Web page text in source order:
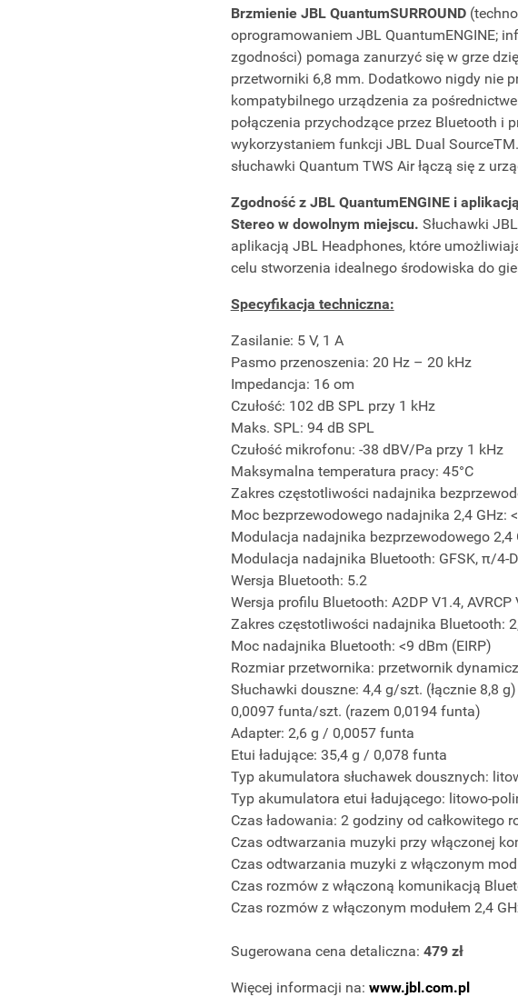
Brzmienie JBL QuantumSURROUND
oprogramowaniem JBL QuantumENGINE;
zgodności) pomaga zanurzyć się w grze
przetworniki 6,8 mm. Dodatkowo nigdy nie
kompatybilnego urządzenia za
połączenia przychodzące przez Bluetooth i
wykorzystaniem funkcji JBL Dual
słuchawki Quantum TWS Air łączą się z
Zgodność z JBL QuantumENGINE i
Stereo w dowolnym miejscu. Słuchawki
aplikacją JBL Headphones, które
celu stworzenia idealnego środowiska do
Specyfikacja techniczna:
Zasilanie: 5 V, 1 A
Pasmo przenoszenia: 20 Hz – 20 kHz
Impedancja: 16 om
Czułość: 102 dB SPL przy 1 kHz
Maks. SPL: 94 dB SPL
Czułość mikrofonu: -38 dBV/Pa przy 1 kHz
Maksymalna temperatura pracy: 45°C
Zakres częstotliwości nadajnika
Moc bezprzewodowego nadajnika 2,4 GHz:
Modulacja nadajnika bezprzewodowego 2,4
Modulacja nadajnika Bluetooth: GFSK, π/4-
Wersja Bluetooth: 5.2
Wersja profilu Bluetooth: A2DP V1.4, AVRCP
Zakres częstotliwości nadajnika Bluetooth:
Moc nadajnika Bluetooth: <9 dBm (EIRP)
Rozmiar przetwornika: przetwornik
Słuchawki douszne: 4,4 g/szt. (łącznie 8,8 g)
0,0097 funta/szt. (razem 0,0194 funta)
Adapter: 2,6 g / 0,0057 funta
Etui ładujące: 35,4 g / 0,078 funta
Typ akumulatora słuchawek dousznych:
Typ akumulatora etui ładującego: litowo-
Czas ładowania: 2 godziny od całkowitego
Czas odtwarzania muzyki przy włączonej
Czas odtwarzania muzyki z włączonym
Czas rozmów z włączoną komunikacją
Czas rozmów z włączonym modułem 2,4
Sugerowana cena detaliczna: 479 zł
Więcej informacji na: www.jbl.com.pl